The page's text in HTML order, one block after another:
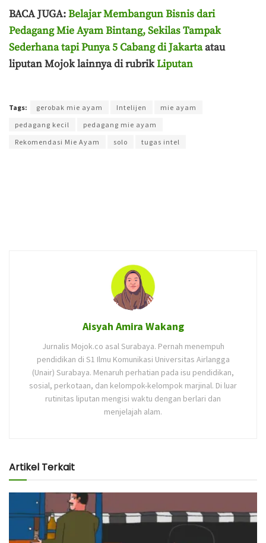
BACA JUGA:Belajar Membangun Bisnis dari
Pedagang Mie Ayam Bintang, Sekilas Tampak
Sederhana tapi Punya 5 Cabang di Jakartaatau
liputan Mojok lainnya di rubrikLiputan
Tags: gerobak mie ayam Intelijen
mie ayam
pedagang kecil
pedagang mie ayam
Rekomendasi Mie Ayam
solo tugas intel
Aisyah Amira Wakang
Jurnalis Mojok.co asal Surabaya. Pernah menempuh
pendidikan di S1 Ilmu Komunikasi Universitas Airlangga
(Unair) Surabaya. Menaruh perhatian pada isu pendidikan,
sosial, perkotaan, dan kelompok-kelompok marjinal. Di luar
rutinitas liputan mengisi waktu dengan berlari dan
menjelajah alam.
Artikel Terkait